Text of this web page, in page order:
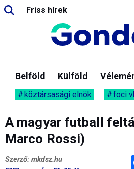
Friss hírek
Belföld Külföld
köztársasági elnök foci
A magyar futball
Marco Rossi)
Szerző: mkdsz.hu